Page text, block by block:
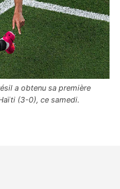
a obtenu sa première
(3-0), ce samedi.